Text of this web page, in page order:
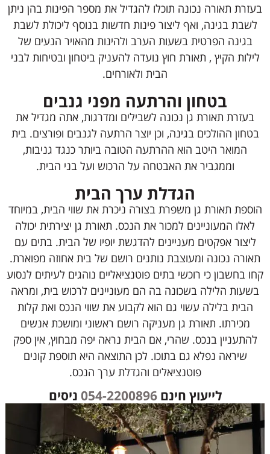
בעזרת תאורה נכונה תוכלו להגדיל את מספר הפינות בהן ניתן
לשבת בגינה, ואף ליצור פינות חדשות בנוסף ליכולת לשבת
בגינה הפרטית בשעות הערב ולהינות מהאויר הנעים של
לילות הקיץ , תאורת חוץ נועדה להעניק ביטחון ובטיחות לבני
הבית ולאורחים.
בטחון והרתעה מפני גנבים
בעזרת תאורת גן נכונה לשבילים ומדרגות, אתה מגדיל את
בטחון ההולכים בגינה, וכן יוצר הרתעה לגנבים ופורצים. בית
המואר היטב הוא ההרתעה הטובה ביותר כנגד גניבות,
וממגביר את האבטחה על הרכוש ועל בני הבית.
הגדלת ערך הבית
הוספת תאורת גן משפרת בצורה ניכרת את שווי הבית, במיוחד
לאלו המעוניינים למכור את הנכס. תאורת גן יצירתית יכולה
ליצור אפקטים מעניינים להדגשת יופיו של הבית. בתים עם
תאורה נכונה ומעוצבת נותנים רושם של בית אחוזה מפוארת.
קחו בחשבון כי רוכשי בתים פוטנציאליים נוהגים לעיתים לנסוע
בשעות הלילה בשכונה בה הם מעוניינים לרכוש בית, ומראה
הבית בלילה עשוי גם הוא לקבוע את שווי הנכס ואת קלות
מכירתו. תאורת גן מעניקה רושם ראשוני ומושכת אנשים
להתעניין בנכס. שהרי, אם הבית נראה יפה מבחוץ, אין ספק
שיראה נפלא גם בתוכו. לכן התוצאה היא תוספת קונים
פוטנציאלים והגדלת ערך הנכס.
לייעוץ חינם054-2200896 ניסים